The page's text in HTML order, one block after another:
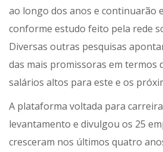
ao longo dos anos e continuarão
conforme estudo feito pela rede
Diversas outras pesquisas
das mais promissoras em termos
salários altos para este e os
A plataforma voltada para
levantamento e divulgou os 25
cresceram nos últimos quatro